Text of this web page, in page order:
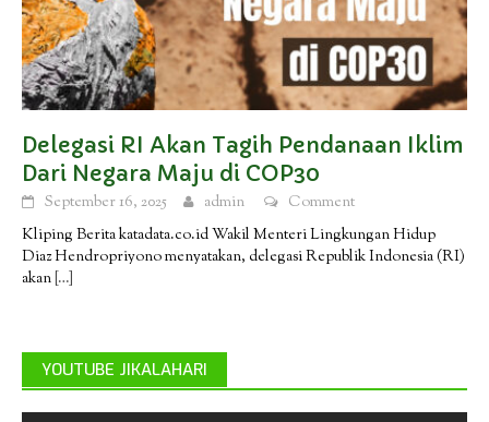
Delegasi RI Akan Tagih Pendanaan Iklim
Dari Negara Maju di COP30
September 16, 2025 admin
Comment
Kliping Berita katadata.co.id Wakil Menteri Lingkungan Hidup
Diaz Hendropriyono menyatakan, delegasi Republik Indonesia (RI)
akan […]
YOUTUBE JIKALAHARI